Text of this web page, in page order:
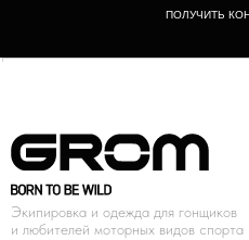
ПОЛУЧИТЬ
Экипировка и одежда для гонщиков
и любителей моторных видов спорта